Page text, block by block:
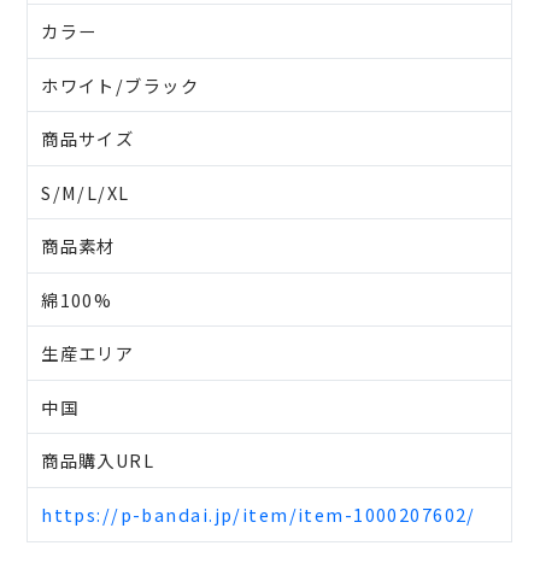
カラー
ホワイト/ブラック
商品サイズ
S/M/L/XL
商品素材
綿100%
生産エリア
中国
商品購入URL
https://p-bandai.jp/item/item-1000207602/